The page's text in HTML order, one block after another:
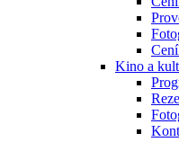
Kino a